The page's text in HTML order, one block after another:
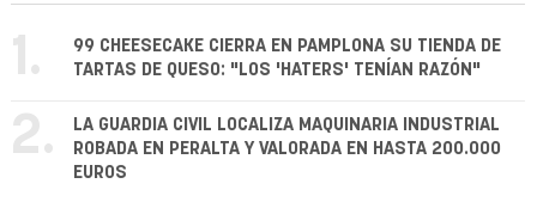
1.
99 CHEESECAKE CIERRA EN PAMPLONA SU TIENDA DE
TARTAS DE QUESO: "LOS 'HATERS' TENÍAN RAZÓN"
2.
LA GUARDIA CIVIL LOCALIZA MAQUINARIA INDUSTRIAL
ROBADA EN PERALTA Y VALORADA EN HASTA 200.000
EUROS